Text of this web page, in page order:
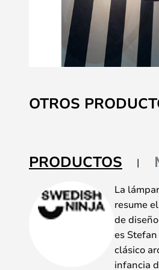
al
comienzo
galería
de
OTROS
PRODUCTOS
La
resume
de
es
clásico
infancia